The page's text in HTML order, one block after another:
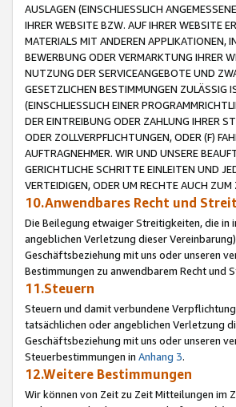
AUSLAGEN (EINSCHLIESSLICH
IHRER WEBSITE BZW. AUF IHRER WEBSITE
MATERIALS MIT ANDEREN APPLIKATIONEN,
BEWERBUNG ODER VERMARKTUNG IHRER
NUTZUNG DER SERVICEANGEBOTE UND
GESETZLICHEN BESTIMMUNGEN ZULÄSSIG
(EINSCHLIESSLICH EINER
DER EINTREIBUNG ODER ZAHLUNG IHRER
ODER ZOLLVERPFLICHTUNGEN, ODER (F)
AUFTRAGNEHMER. WIR UND UNSERE
GERICHTLICHE SCHRITTE EINLEITEN UND
VERTEIDIGEN, ODER UM RECHTE AUCH
10.Anwendbares Recht und
Die Beilegung etwaiger Streitigkeiten, die in
angeblichen Verletzung dieser
Geschäftsbeziehung mit uns oder unseren
Bestimmungen zu anwendbarem Recht und
11.Steuern
Steuern und damit verbundene
tatsächlichen oder angeblichen Verletzung
Geschäftsbeziehung mit uns oder unseren
Steuerbestimmungen in Anhang 3.
12.Weitere Bestimmungen
Wir können von Zeit zu Zeit Mitteilungen im